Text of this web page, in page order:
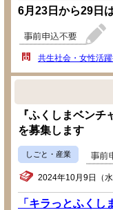
6月23日から29日
共生社会・女性活
『ふくしまベン
を募集します
しごと・産業
2024年10月9日（
「キラっとふく